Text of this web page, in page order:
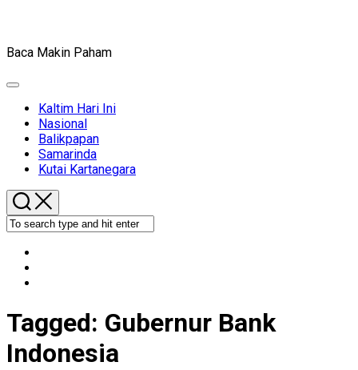
Baca Makin Paham
Expand
Kaltim Hari Ini
Nasional
Balikpapan
Samarinda
Kutai Kartanegara
Tagged: Gubernur Bank
Indonesia